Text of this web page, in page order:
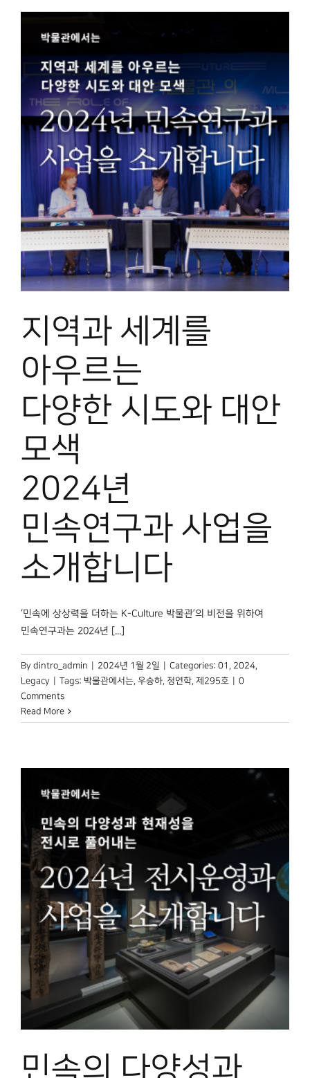
지역과 세계를
아우르는
다양한 시도와 대안
모색
2024년
민속연구과 사업을
소개합니다
‘민속에 상상력을 더하는 K-Culture 박물관’의 비전을 위하여
민속연구과는 2024년 [...]
By dintro_admin 2024년 1월 2일 Categories: 01 , 2024,
Legacy
Tags: 박물관에서는, 우승하, 정연학, 제295호
0
Comments
Read More
민속의 다양성과